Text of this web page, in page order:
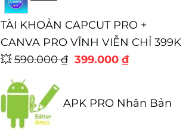
TÀI KHOẢN CAPCUT PRO +
CANVA PRO VĨNH VIỄN CHỈ 399K
💥 590.000₫ Giá
590.000 ₫.
399.000 ₫Giá
là:
APK PRO Nhân Bản